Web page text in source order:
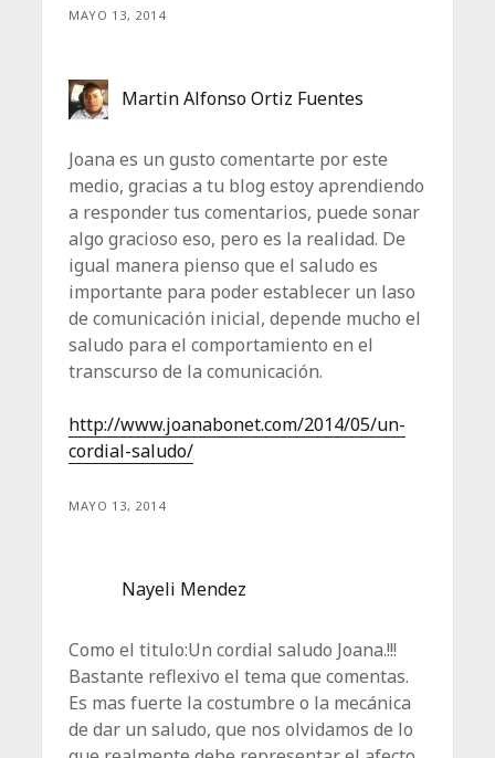
MAYO 13, 2014
Martin Alfonso Ortiz Fuentes
Joana es un gusto comentarte por este
medio, gracias a tu blog estoy aprendiendo
a responder tus comentarios, puede sonar
algo gracioso eso, pero es la realidad. De
igual manera pienso que el saludo es
importante para poder establecer un laso
de comunicación inicial, depende mucho el
saludo para el comportamiento en el
transcurso de la comunicación.
http://www.joanabonet.com/2014/05/un-
cordial-saludo/
MAYO 13, 2014
Nayeli Mendez
Como el titulo:Un cordial saludo Joana.!!!
Bastante reflexivo el tema que comentas.
Es mas fuerte la costumbre o la mecánica
de dar un saludo, que nos olvidamos de lo